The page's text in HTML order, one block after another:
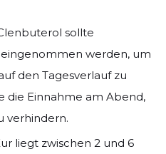
sollte
werden, um
den Tagesverlauf zu
die Einnahme am Abend,
verhindern.
liegt zwischen 2 und 6